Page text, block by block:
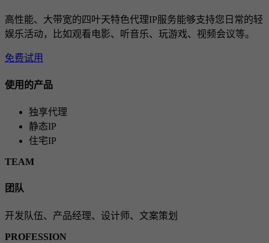
高性能、大带宽的四叶天特色代理IP服务能够支持您日常的轻
娱乐活动，比如观看电影、听音乐、玩游戏、视频会议等。
免费试用
使用的产品
独享代理
静态IP
住宅IP
TEAM
团队
开发队伍、产品经理、设计师、文案策划
PROFESSION